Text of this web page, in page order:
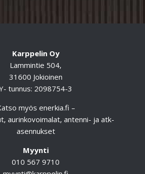
Karppelin Oy
Lammintie 504,
31600 Jokioinen
tunnus: 2098754-3
myös enerkia.fi –
aurinkovoimalat, antenni- ja atk-
asennukset
Myynti
010 567 9710